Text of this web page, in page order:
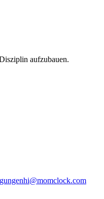
aufzubauen.
hi@momclock.com